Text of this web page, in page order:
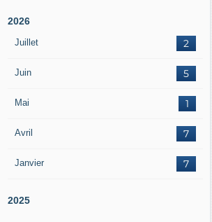
2026
Juillet 2
Juin 5
Mai 1
Avril 7
Janvier 7
2025